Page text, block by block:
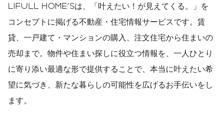
LIFULL HOME'Sは、「叶えたい！が見えてくる。」を
コンセプトに掲げる不動産・住宅情報サービスです。賃
貸、一戸建て・マンションの購入、注文住宅から住まいの
売却まで。物件や住まい探しに役立つ情報を、一人ひとり
に寄り添い最適な形で提供することで、本当に叶えたい希
望に気づき、新たな暮らしの可能性を広げるお手伝いをし
ます。